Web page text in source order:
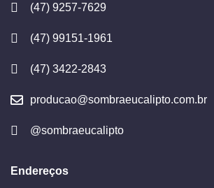
(47) 9257-7629
(47) 99151-1961
(47) 3422-2843
producao@sombraeucalipto.com.br
@sombraeucalipto
Endereços